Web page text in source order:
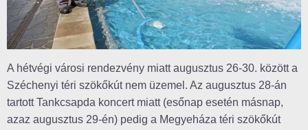
A hétvégi városi rendezvény miatt augusztus 26-30. között a
Széchenyi téri szökőkút nem üzemel. Az augusztus 28-án
tartott Tankcsapda koncert miatt (esőnap esetén másnap,
azaz augusztus 29-én) pedig a Megyeháza téri szökőkút